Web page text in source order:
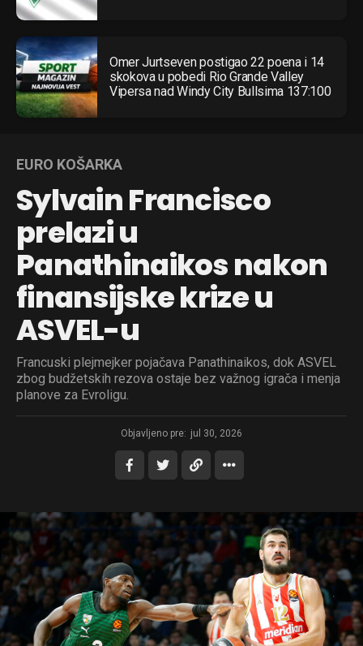
Omer Jurtseven postigao 22 poena i 14
skokova u pobedi Rio Grande Valley
Vipersa nad Windy City Bullsima 137:100
EURO KOŠARKA
Sylvain Francisco
prelazi u
Panathinaikos nakon
finansijske krize u
ASVEL-u
Francuski plejmejker pojačava Panathinaikos, dok ASVEL
zbog budžetskih rezova ostaje bez važnog igrača i menja
planove za Evroligu.
Objavljeno pre: jul 30, 2026